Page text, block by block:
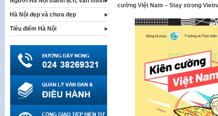
cường Việt Nam – Stay strong
Hà Nội đẹp và chưa đẹp
Tiêu điểm Hà Nội